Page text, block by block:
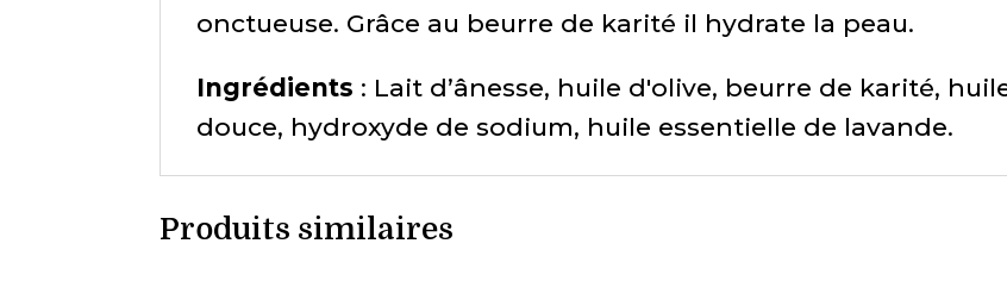
onctueuse. Grâce au beurre de karité il hydrate la peau.
Ingrédients : Lait d’ânesse, huile d'olive, beurre de karité,
douce, hydroxyde de sodium, huile essentielle de lavande.
Produits similaires